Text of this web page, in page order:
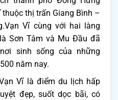
thuộc thị trấn Giang Bình –
Vĩ cùng với hai làng
Sơn Tâm và Mu Đầu đã
sinh sống của những
năm nay.
Vĩ là điểm du lịch hấp
đẹp, suốt dọc bãi, có